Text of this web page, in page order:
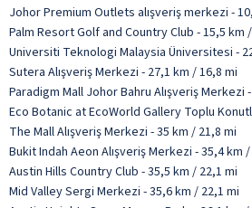
Johor Premium Outlets alışveriş merkezi -
Palm Resort Golf and Country Club - 15,5 km
Universiti Teknologi Malaysia Üniversitesi -
Sutera Alışveriş Merkezi - 27,1 km / 16,8 mi
Paradigm Mall Johor Bahru Alışveriş Merkezi
Eco Botanic at EcoWorld Gallery Toplu
The Mall Alışveriş Merkezi - 35 km / 21,8 mi
Bukit Indah Aeon Alışveriş Merkezi - 35,4 km
Austin Hills Country Club - 35,5 km / 22,1 mi
Mid Valley Sergi Merkezi - 35,6 km / 22,1 mi